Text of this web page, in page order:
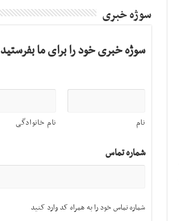
سوژه خبری
سوژه خبری خود را برای ما بفرستید
نام نام خانوادگی
شماره تماس
شماره تماس خود را به همراه کد وارد کنید